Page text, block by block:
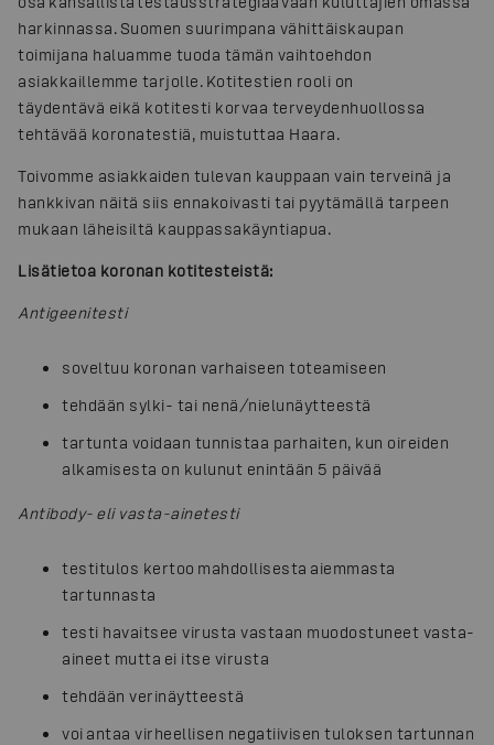
harkinnassa. Suomen suurimpana vähittäiskaupan
toimijana haluamme tuoda tämän vaihtoehdon
asiakkaillemme tarjolle. Kotitestien rooli on
täydentävä eikä kotitesti korvaa terveydenhuollossa
tehtävää koronatestiä, muistuttaa Haara.
Toivomme asiakkaiden tulevan kauppaan vain terveinä ja
hankkivan näitä siis ennakoivasti tai pyytämällä tarpeen
mukaan läheisiltä kauppassakäyntiapua.
Lisätietoa koronan kotitesteistä:
Antigeenitesti
soveltuu koronan varhaiseen toteamiseen
tehdään sylki- tai nenä/nielunäytteestä
tartunta voidaan tunnistaa parhaiten, kun oireiden
alkamisesta on kulunut enintään 5 päivää
Antibody- eli vasta-ainetesti
testitulos kertoo mahdollisesta aiemmasta
tartunnasta
testi havaitsee virusta vastaan muodostuneet vasta-
aineet mutta ei itse virusta
tehdään verinäytteestä
voi antaa virheellisen negatiivisen tuloksen tartunnan